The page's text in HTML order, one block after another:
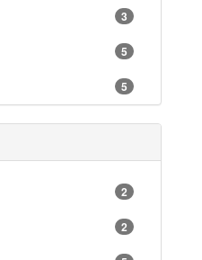
*
*
*
*
3
5
5
1
2
2